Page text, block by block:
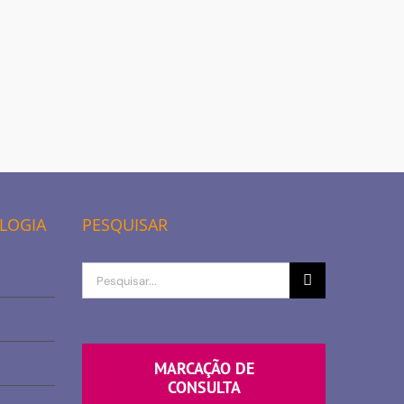
PESQUISAR
Procurar
por
MARCAÇÃO DE
CONSULTA